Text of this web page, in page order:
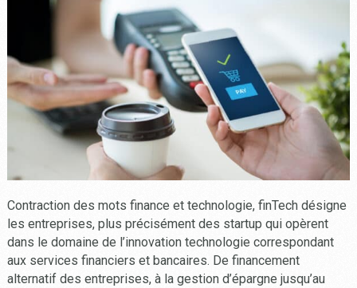
Contraction des mots finance et technologie, finTech désigne
les entreprises, plus précisément des startup qui opèrent
dans le domaine de l’innovation technologie correspondant
aux services financiers et bancaires. De financement
alternatif des entreprises, à la gestion d’épargne jusqu’au